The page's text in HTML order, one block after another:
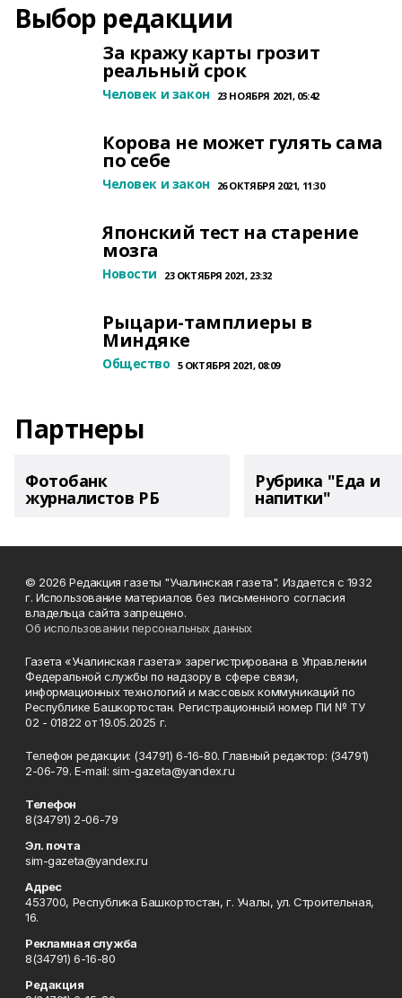
Выбор редакции
За кражу карты грозит
реальный срок
Человек и закон 23 НОЯБРЯ 2021, 05:42
Корова не может гулять сама
по себе
Человек и закон 26 ОКТЯБРЯ 2021, 11:30
Японский тест на старение
мозга
Новости 23 ОКТЯБРЯ 2021, 23:32
Рыцари-тамплиеры в
Миндяке
Общество 5 ОКТЯБРЯ 2021, 08:09
Партнеры
Фотобанк
журналистов РБ
Рубрика "Еда и
напитки"
© 2026 Редакция газеты "Учалинская газета". Издается с 1932
г. Использование материалов без письменного согласия
владельца сайта запрещено.
Об использовании персональных данных
Газета «Учалинская газета» зарегистрирована в Управлении
Федеральной службы по надзору в сфере связи,
информационных технологий и массовых коммуникаций по
Республике Башкортостан. Регистрационный номер ПИ № ТУ
02 - 01822 от 19.05.2025 г.
Телефон редакции: (34791) 6-16-80. Главный редактор: (34791)
2-06-79. Е-mаil: sim-gazeta@yandex.ru
Телефон
8(34791) 2-06-79
Эл. почта
sim-gazeta@yandex.ru
Адрес
453700, Республика Башкортостан, г. Учалы, ул. Строительная,
16.
Рекламная служба
8(34791) 6-16-80
Редакция